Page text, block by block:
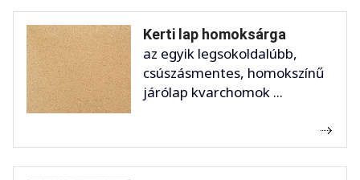
Kerti lap homoksárga
az egyik legsokoldalúbb,
csúszásmentes, homokszínű
járólap kvarchomok ...